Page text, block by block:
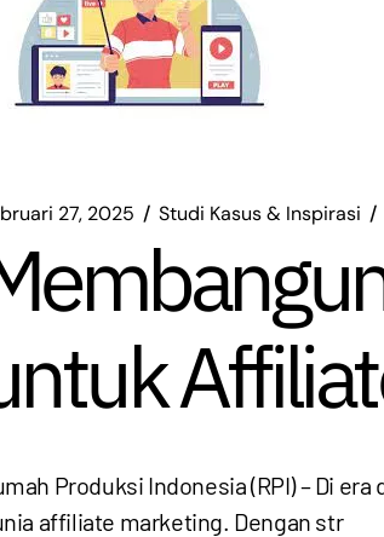
27, 2025 Studi Kasus & Inspirasi
Produksi Indonesia (RPI) – Di
affiliate marketing. Dengan str